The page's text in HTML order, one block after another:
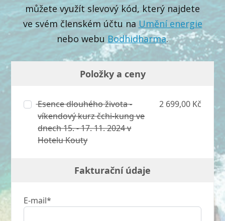
můžete využít slevový kód, který najdete
ve svém členském účtu na Umění energie
nebo webu Bodhidharma.
Položky a ceny
Esence dlouhého života -
víkendový kurz čchi-kung ve
dnech 15. - 17. 11. 2024 v
Hotelu Kouty
2 699,00 Kč
Fakturační údaje
E-mail*